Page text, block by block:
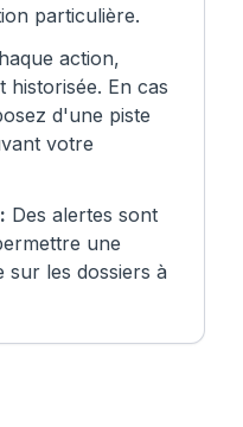
particulière.
action,
historisée. En cas
d'une piste
votre
Des alertes sont
une
sur les dossiers à